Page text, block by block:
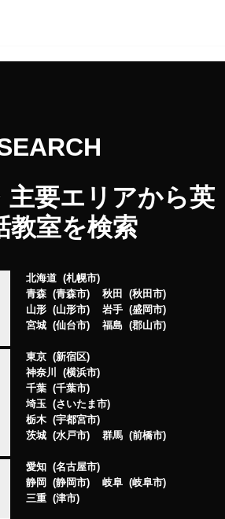
主要エリアから英
教室を検索
北海道
札幌市
青森
青森市 秋田
秋田市
山形
山形市 岩手
盛岡市
宮城
仙台市 福島 郡山市
東京
新宿区
神奈川
横浜市
千葉
千葉市
埼玉
さいたま市
栃木
宇都宮市
茨城
水戸市 群馬 前橋市
愛知
名古屋市
静岡
静岡市 岐阜
岐阜市
三重
津市